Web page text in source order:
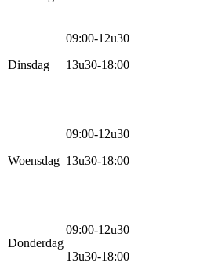
Dinsdag
09:00-12u30
13u30-18:00
Woensdag
09:00-12u30
13u30-18:00
Donderdag
09:00-12u30
13u30-18:00